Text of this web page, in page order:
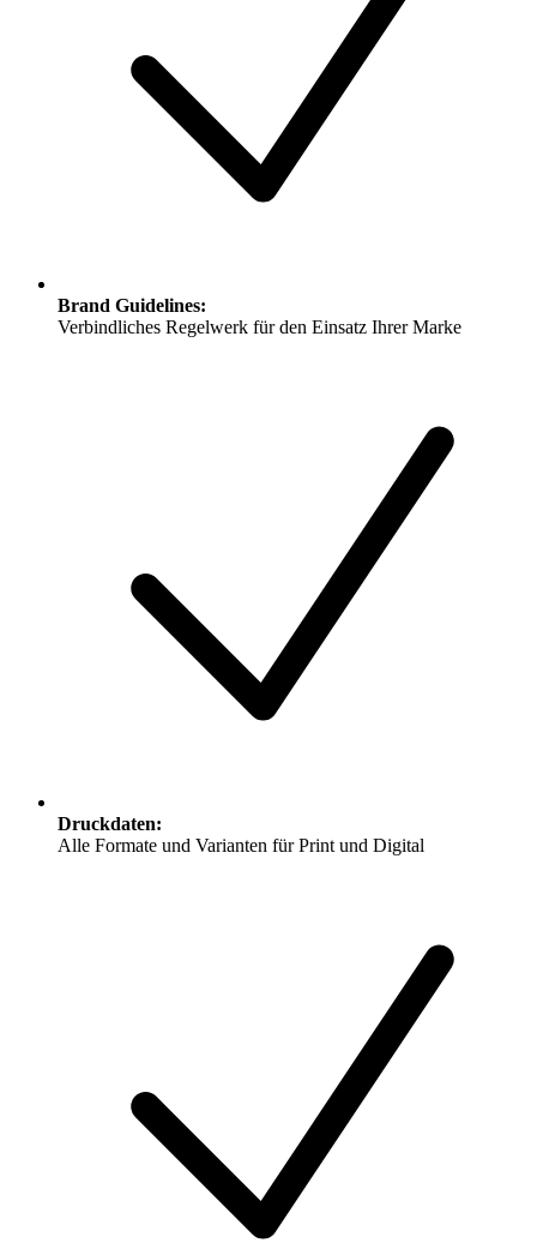
Brand Guidelines:
Verbindliches Regelwerk für den Einsatz Ihrer Marke
Druckdaten:
Alle Formate und Varianten für Print und Digital